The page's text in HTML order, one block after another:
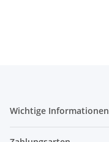
Wichtige Informationen